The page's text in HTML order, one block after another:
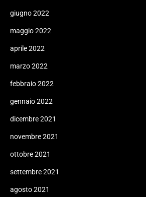
giugno 2022
maggio 2022
aprile 2022
marzo 2022
febbraio 2022
gennaio 2022
dicembre 2021
novembre 2021
ottobre 2021
settembre 2021
agosto 2021